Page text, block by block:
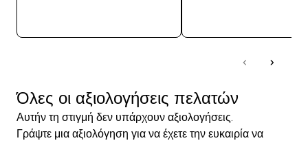
Όλες οι αξιολογήσεις πελατών
Αυτήν τη στιγμή δεν υπάρχουν αξιολογήσεις.
Γράψτε μια αξιολόγηση για να έχετε την ευκαιρία να